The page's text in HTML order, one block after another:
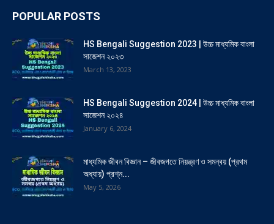
POPULAR POSTS
HS Bengali Suggestion 2023 | উচ্চ মাধ্যমিক বাংলা
সাজেশন ২০২৩
March 13, 2023
HS Bengali Suggestion 2024 | উচ্চ মাধ্যমিক বাংলা
সাজেশন ২০২৪
January 6, 2024
মাধ্যমিক জীবন বিজ্ঞান – জীবজগতে নিয়ন্ত্রণ ও সমন্বয় (প্রথম
অধ্যায়) প্রশ্ন...
May 5, 2026